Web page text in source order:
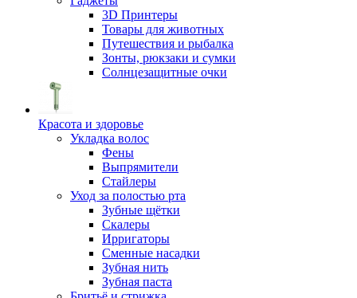
3D Принтеры
Товары для животных
Путешествия и рыбалка
Зонты, рюкзаки и сумки
Солнцезащитные очки
Красота и здоровье
Укладка волос
Фены
Выпрямители
Стайлеры
Уход за полостью рта
Зубные щётки
Скалеры
Ирригаторы
Сменные насадки
Зубная нить
Зубная паста